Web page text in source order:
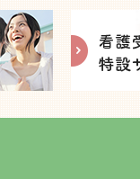
2024年9月